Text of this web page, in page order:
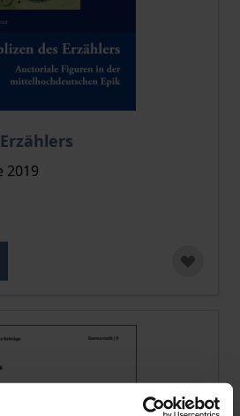
richtet sich nach der
2019